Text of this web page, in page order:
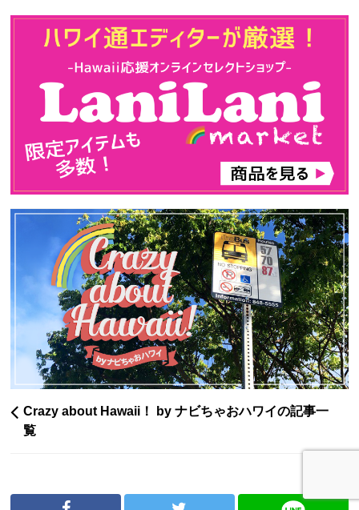
Crazy about Hawaii！ by ナビちゃおハワイの記事一
覧